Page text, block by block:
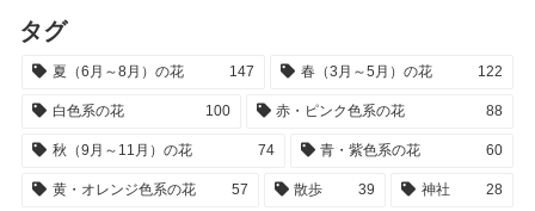
タグ
夏（6月～8月）の花 147 春（3月～5月）の花 122
白色系の花 100 赤・ピンク色系の花 88
秋（9月～11月）の花 74 青・紫色系の花 60
黄・オレンジ色系の花 57 散歩 39 神社 28